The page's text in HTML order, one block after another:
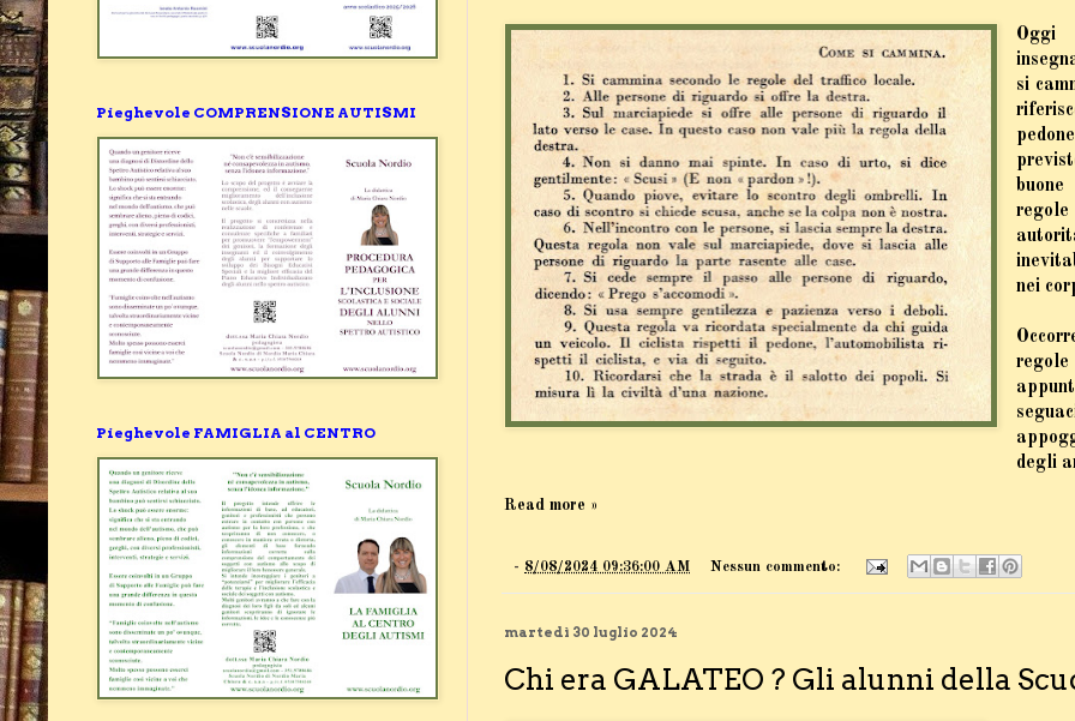
Oggi
si
nei
degli
Read more »
- 8/08/2024 09:36:00 AM Nessun commento:
martedì 30 luglio 2024
Chi era GALATEO ? Gli alunni della
Pieghevole COMPRENSIONE AUTISMI
Pieghevole FAMIGLIA al CENTRO